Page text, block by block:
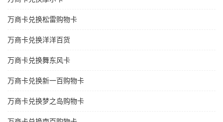
万商卡兑换松雷购物卡
万商卡兑换洋洋百货
万商卡兑换舞东风卡
万商卡兑换新一百购物卡
万商卡兑换梦之岛购物卡